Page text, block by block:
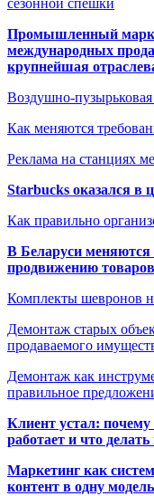
сезонной спешки
Промышленный
международных
крупнейшая
Воздушно-
Как меняются
Реклама на станциях
Starbucks оказался в
Как правильно
В Беларуси меняются
продвижению товаров
Комплекты шевронов
Демонтаж старых
продаваемого
Демонтаж как
правильное
Клиент устал:
работает и что делать
Маркетинг как
контент в одну модель